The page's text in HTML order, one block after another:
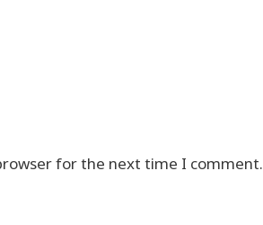
for the next time I comment.